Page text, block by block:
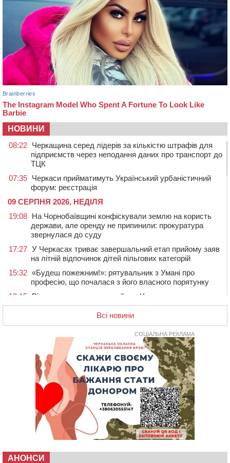
НОВИНИ
08:22 Черкащина серед лідерів за кількістю штрафів для
підприємств через неподання даних про транспорт до
ТЦК
07:35 Черкаси прийматимуть Український урбаністичний
форум: реєстрація
09 СЕРПНЯ 2026, НЕДІЛЯ
19:08 На Чорнобаївщині конфіскували землю на користь
держави, але оренду не припинили: прокуратура
звернулася до суду
17:27 У Черкасах триває завершальний етап прийому заяв
на літній відпочинок дітей пільгових категорій
15:32 «Будеш пожежним!»: рятувальник з Умані про
професію, що почалася з його власного порятунку
13:15
Від початку року на водоймах Черкащини загинули
37 людей, серед них 2 дітей
Водійка на смерть збила велосипедиста в
Напав на собаку з палицею та намагався наїхати на
іншу тварину: на Уманщині поліція відкрила
кримінальне провадження
Безкоштовне харчування, укриття та STEM: Черкаси
готують освітню галузь до нового навчального року
08 СЕРПНЯ 2026, СУБОТА
Черкаські вершники здобули нагороди української
першості
На Уманщині експосадовицю відділу освіти
Всі новини
СОЦІАЛЬНА РЕКЛАМА
АНОНСИ